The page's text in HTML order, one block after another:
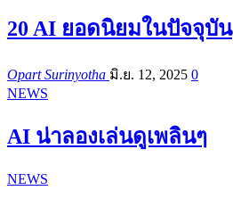
20 AI ยอดนิยมในปัจจุบัน
Opart Surinyotha มิ.ย. 12, 2025 0
NEWS
AI น่าลองเล่นดูเพลินๆ
NEWS